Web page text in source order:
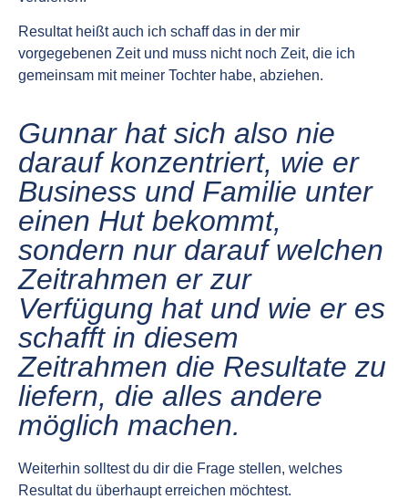
Resultat heißt auch ich schaff das in der mir
vorgegebenen Zeit und muss nicht noch Zeit, die ich
gemeinsam mit meiner Tochter habe, abziehen.
Gunnar hat sich also nie
darauf konzentriert, wie er
Business und Familie unter
einen Hut bekommt,
sondern nur darauf welchen
Zeitrahmen er zur
Verfügung hat und wie er es
schafft in diesem
Zeitrahmen die Resultate zu
liefern, die alles andere
möglich machen.
Weiterhin solltest du dir die Frage stellen, welches
Resultat du überhaupt erreichen möchtest.